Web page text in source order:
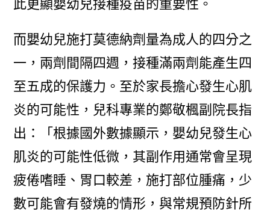
此更顯嬰幼兒接種疫苗的重要性。
而嬰幼兒施打莫德納劑量為成人的四分之
一，兩劑間隔四週，接種滿兩劑能產生四
至五成的保護力。至於家長擔心發生心肌
炎的可能性，兒科專業的鄭敬楓副院長指
出：「根據國外數據顯示，嬰幼兒發生心
肌炎的可能性低微，其副作用通常會呈現
疲倦嗜睡、胃口較差，施打部位腫痛，少
數可能會有發燒的情形，與常規預防針所